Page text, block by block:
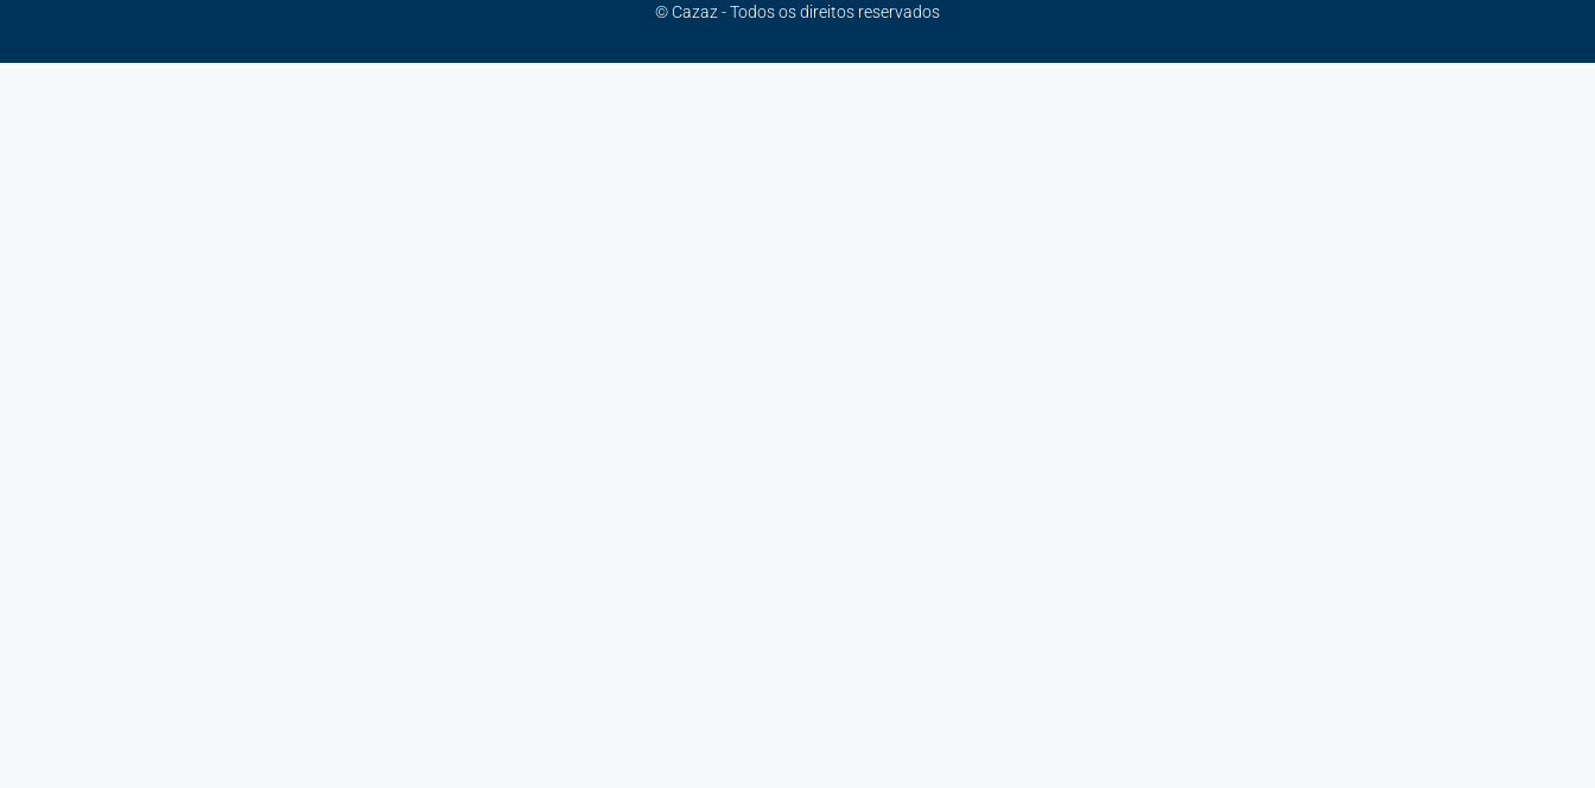
© Cazaz - Todos os direitos reservados